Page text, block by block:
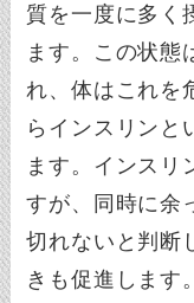
質を一度に多く
ます。この状態
れ、体はこれを
らインスリンと
ます。インスリ
すが、同時に余
切れないと判断
きも促進します